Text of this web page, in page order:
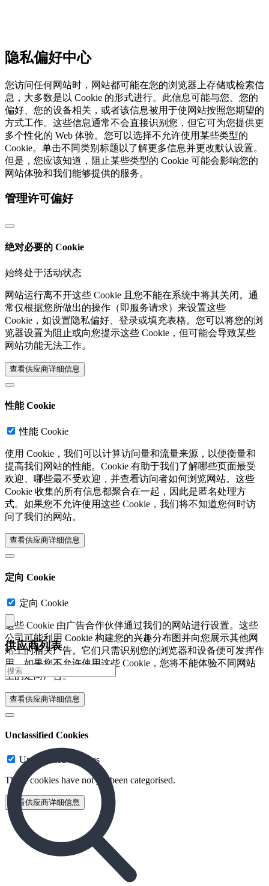
隐私偏好中心
您访问任何网站时，网站都可能在您的浏览器上存储或检索信
息，大多数是以 Cookie 的形式进行。此信息可能与您、您的
偏好、您的设备相关，或者该信息被用于使网站按照您期望的
方式工作。这些信息通常不会直接识别您，但它可为您提供更
多个性化的 Web 体验。您可以选择不允许使用某些类型的
Cookie。单击不同类别标题以了解更多信息并更改默认设置。
但是，您应该知道，阻止某些类型的 Cookie 可能会影响您的
网站体验和我们能够提供的服务。
管理许可偏好
绝对必要的 Cookie
始终处于活动状态
网站运行离不开这些 Cookie 且您不能在系统中将其关闭。通
常仅根据您所做出的操作（即服务请求）来设置这些
Cookie，如设置隐私偏好、登录或填充表格。您可以将您的浏
览器设置为阻止或向您提示这些 Cookie，但可能会导致某些
网站功能无法工作。
查看供应商详细信息‎
性能 Cookie
性能 Cookie
使用 Cookie，我们可以计算访问量和流量来源，以便衡量和
提高我们网站的性能。Cookie 有助于我们了解哪些页面最受
欢迎、哪些最不受欢迎，并查看访问者如何浏览网站。这些
Cookie 收集的所有信息都聚合在一起，因此是匿名处理方
式。如果您不允许使用这些 Cookie，我们将不知道您何时访
问了我们的网站。
查看供应商详细信息‎
定向 Cookie
定向 Cookie
这些 Cookie 由广告合作伙伴通过我们的网站进行设置。这些
公司可能利用 Cookie 构建您的兴趣分布图并向您展示其他网
站上的相关广告。它们只需识别您的浏览器和设备便可发挥作
用。如果您不允许使用这些 Cookie，您将不能体验不同网站
上的定向广告。
查看供应商详细信息‎
Unclassified Cookies
Unclassified Cookies
These cookies have not yet been categorised.
查看供应商详细信息‎
供应商列表